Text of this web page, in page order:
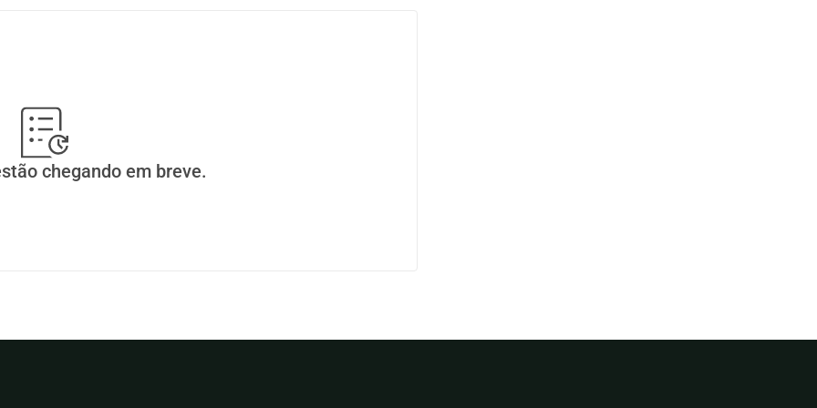
paixão e convicção.
desafiador, mas confiamos que
positivamente. Graças ao apoio
de fortalecer a equipe da Devjo e
chegando em breve.